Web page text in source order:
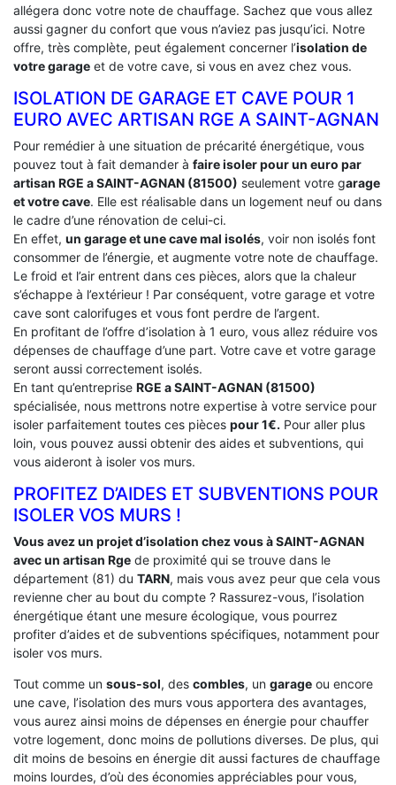
allégera donc votre note de chauffage. Sachez que vous allez
aussi gagner du confort que vous n’aviez pas jusqu’ici. Notre
offre, très complète, peut également concerner l’isolation de
votre garage et de votre cave, si vous en avez chez vous.
ISOLATION DE GARAGE ET CAVE POUR 1
EURO AVEC ARTISAN RGE A SAINT-AGNAN
Pour remédier à une situation de précarité énergétique, vous
pouvez tout à fait demander à faire isoler pour un euro par
artisan RGE a SAINT-AGNAN (81500) seulement votre garage
et votre cave. Elle est réalisable dans un logement neuf ou dans
le cadre d’une rénovation de celui-ci.
En effet, un garage et une cave mal isolés, voir non isolés font
consommer de l’énergie, et augmente votre note de chauffage.
Le froid et l’air entrent dans ces pièces, alors que la chaleur
s’échappe à l’extérieur ! Par conséquent, votre garage et votre
cave sont calorifuges et vous font perdre de l’argent.
En profitant de l’offre d’isolation à 1 euro, vous allez réduire vos
dépenses de chauffage d’une part. Votre cave et votre garage
seront aussi correctement isolés.
En tant qu’entreprise RGE a SAINT-AGNAN (81500)
spécialisée, nous mettrons notre expertise à votre service pour
isoler parfaitement toutes ces pièces pour 1€. Pour aller plus
loin, vous pouvez aussi obtenir des aides et subventions, qui
vous aideront à isoler vos murs.
PROFITEZ D’AIDES ET SUBVENTIONS POUR
ISOLER VOS MURS !
Vous avez un projet d’isolation chez vous à SAINT-AGNAN
avec un artisan Rge de proximité qui se trouve dans le
département (81) du TARN, mais vous avez peur que cela vous
revienne cher au bout du compte ? Rassurez-vous, l’isolation
énergétique étant une mesure écologique, vous pourrez
profiter d’aides et de subventions spécifiques, notamment pour
isoler vos murs.
Tout comme un sous-sol, des combles, un garage ou encore
une cave, l’isolation des murs vous apportera des avantages,
vous aurez ainsi moins de dépenses en énergie pour chauffer
votre logement, donc moins de pollutions diverses. De plus, qui
dit moins de besoins en énergie dit aussi factures de chauffage
moins lourdes, d’où des économies appréciables pour vous,